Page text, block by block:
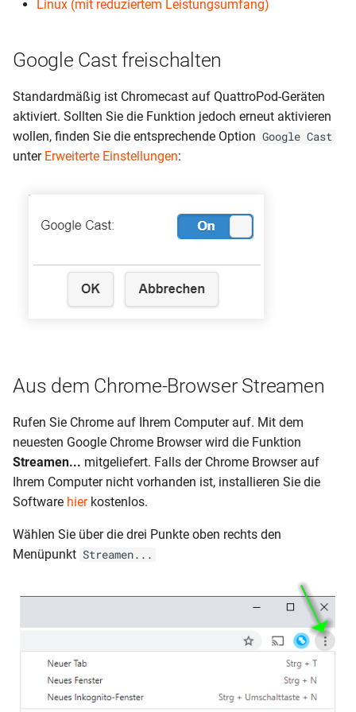
Linux (mit reduziertem Leistungsumfang)
Google Cast freischalten
Standardmäßig ist Chromecast auf QuattroPod-Geräten
aktiviert. Sollten Sie die Funktion jedoch erneut aktivieren
wollen, finden Sie die entsprechende Option Google Cast
unter Erweiterte Einstellungen:
Aus dem Chrome-Browser Streamen
Rufen Sie Chrome auf Ihrem Computer auf. Mit dem
neuesten Google Chrome Browser wird die Funktion
Streamen... mitgeliefert. Falls der Chrome Browser auf
Ihrem Computer nicht vorhanden ist, installieren Sie die
Software hierkostenlos.
Wählen Sie über die drei Punkte oben rechts den
Menüpunkt Streamen...